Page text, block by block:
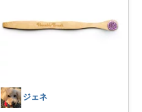
ジェネ